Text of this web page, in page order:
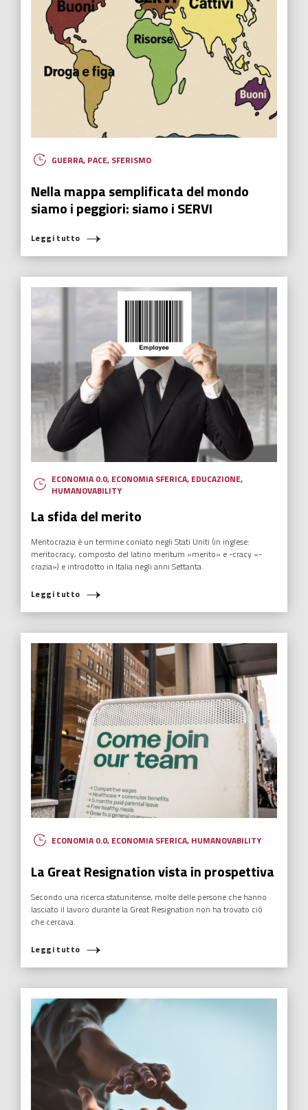
GUERRA, PACE, SFERISMO
Nella mappa semplificata del mondo
siamo i peggiori: siamo i SERVI
Leggi tutto
ECONOMIA 0.0, ECONOMIA SFERICA, EDUCAZIONE,
HUMANOVABILITY
La sfida del merito
Meritocrazia è un termine coniato negli Stati Uniti (in inglese:
meritocracy, composto del latino meritum «merito» e -cracy «-
crazia») e introdotto in Italia negli anni Settanta.
Leggi tutto
ECONOMIA 0.0, ECONOMIA SFERICA, HUMANOVABILITY
La Great Resignation vista in prospettiva
Secondo una ricerca statunitense, molte delle persone che hanno
lasciato il lavoro durante la Great Resignation non ha trovato ciò
che cercava.
Leggi tutto